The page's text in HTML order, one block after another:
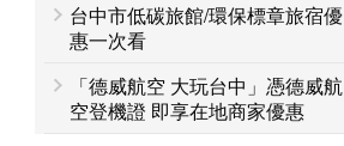
台中市低碳旅館/環保標章旅宿優
惠一次看
「德威航空 大玩台中」憑德威航
空登機證 即享在地商家優惠